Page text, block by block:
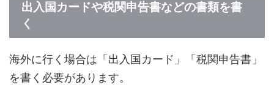
出入国カードや税関申告書などの書類を書
く
海外に行く場合は「出入国カード」「税関申告書」
を書く必要があります。